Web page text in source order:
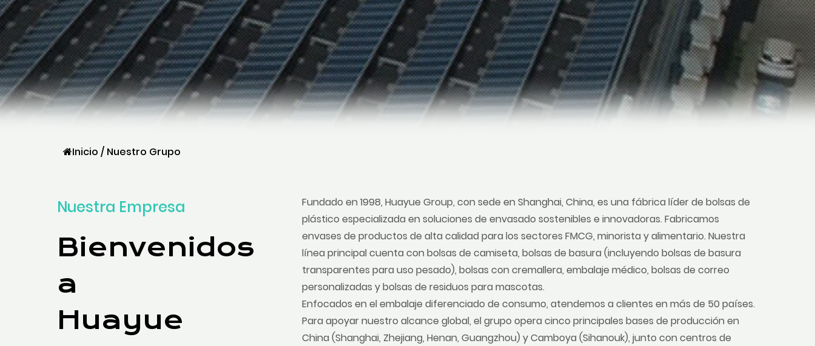
Inicio / Nuestro Grupo
Nuestra Empresa
Bienvenidos
a
Huayue
Fundado en 1998, Huayue Group, con sede en Shanghai, China, es una fábrica líder de bolsas de
plástico especializada en soluciones de envasado sostenibles e innovadoras. Fabricamos
envases de productos de alta calidad para los sectores FMCG, minorista y alimentario. Nuestra
línea principal cuenta con bolsas de camiseta, bolsas de basura (incluyendo bolsas de basura
transparentes para uso pesado), bolsas con cremallera, embalaje médico, bolsas de correo
personalizadas y bolsas de residuos para mascotas.
Enfocados en el embalaje diferenciado de consumo, atendemos a clientes en más de 50 países.
Para apoyar nuestro alcance global, el grupo opera cinco principales bases de producción en
China (Shanghai, Zhejiang, Henan, Guangzhou) y Camboya (Sihanouk), junto con centros de